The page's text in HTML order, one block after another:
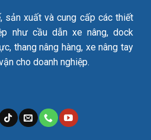
sản xuất và cung cấp các thiết
như cầu dẫn xe nâng, dock
thang nâng hàng, xe nâng tay
cho doanh nghiệp.